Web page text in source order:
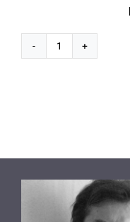
RadiCover
Sort
(RAD108)